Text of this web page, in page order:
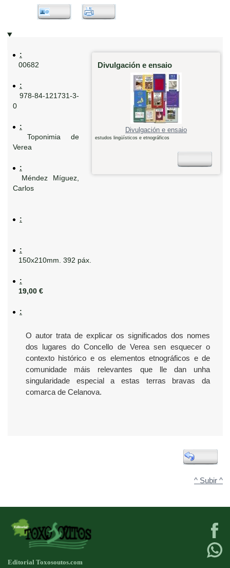
Divulgación e ensaio
Divulgación e ensaio
estudos lingüísticos e etnográficos
:
00682
:
978-84-121731-3-
0
:
Toponimia de
Verea
:
Méndez Míguez,
Carlos
:
:
150x210mm. 392 páx.
:
19,00 €
:
O autor trata de explicar os significados dos nomes
dos lugares do Concello de Verea sen esquecer o
contexto histórico e os elementos etnográficos e de
comunidade máis relevantes que lle dan unha
singularidade especial a estas terras bravas da
comarca de Celanova.
^ Subir ^
Editorial Toxosoutos.com